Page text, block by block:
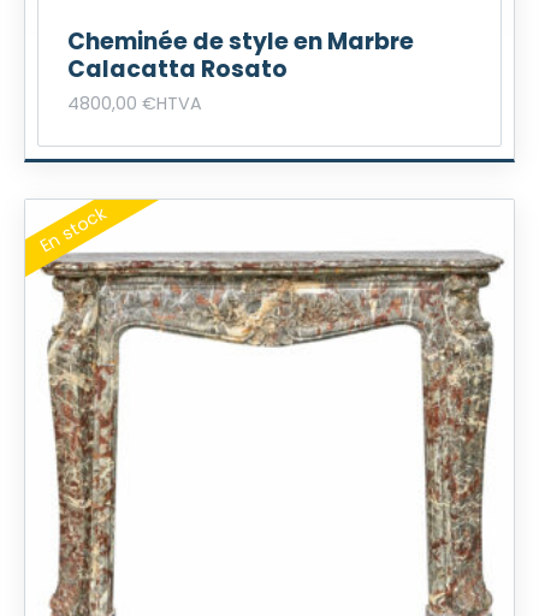
:
3
6
0
0
,
0
0
€
.
€
.
Cheminée de style en Marbre
Calacatta Rosato
4800,00 €HTVA